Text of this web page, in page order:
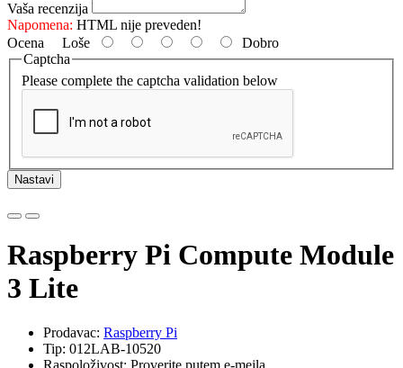
Vaša recenzija
Napomena: HTML nije preveden!
Ocena Loše
Dobro
Captcha
Please complete the captcha validation below
Nastavi
Raspberry Pi Compute Module
3 Lite
Prodavac: Raspberry Pi
Tip: 012LAB-10520
Raspoloživost: Proverite putem e-mejla